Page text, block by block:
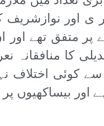
ی اور
متفق تھے
کا منافقانہ
کوئی اختلاف
اور